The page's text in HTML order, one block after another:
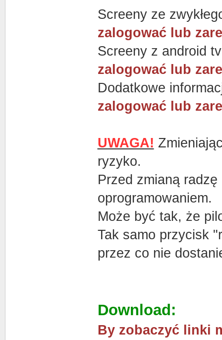
Screeny ze
zalogować lub
Screeny z android
zalogować lub
Dodatkowe
zalogować lub
UWAGA!
ryzyko.
Przed zmianą
oprogramowaniem.
Może być tak, że
Tak samo przycisk
przez co nie
Download:
By zobaczyć linki